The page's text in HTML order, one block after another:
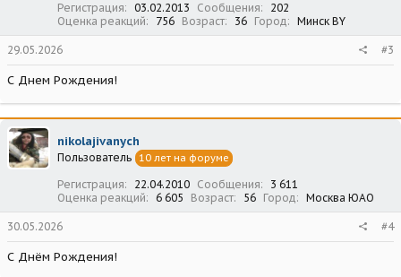
Регистрация 03.02.2013 Сообщения
202
Оценка реакций
756 Возраст 36 Город Минск BY
29.05.2026 #3
С Днем Рождения!
nikolajivanych
Пользователь 10 лет на форуме
Регистрация 22.04.2010 Сообщения
3 611
Оценка реакций
6 605 Возраст 56 Город Москва ЮАО
30.05.2026 #4
С Днём Рождения!